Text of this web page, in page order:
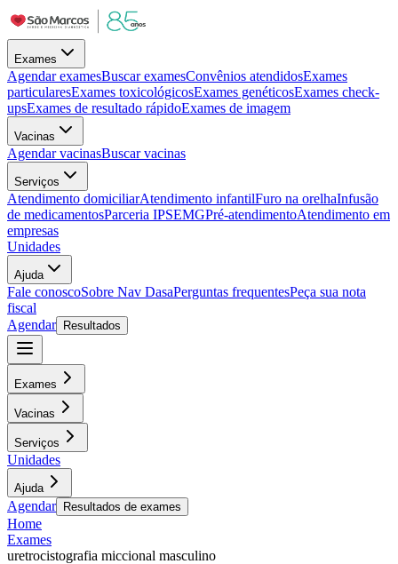
Exames
Agendar examesBuscar examesConvênios atendidosExames
particularesExames toxicológicosExames genéticosExames check-
upsExames de resultado rápidoExames de imagem
Vacinas
Agendar vacinasBuscar vacinas
Serviços
Atendimento domiciliarAtendimento infantilFuro na orelhaInfusão
de medicamentosParceria IPSEMGPré-atendimentoAtendimento em
empresas
Unidades
Ajuda
Fale conoscoSobre Nav DasaPerguntas frequentesPeça sua nota
fiscal
Agendar
Resultados
Exames
Vacinas
Serviços
Unidades
Ajuda
Agendar Resultados de exames
Home
Exames
uretrocistografia miccional masculino